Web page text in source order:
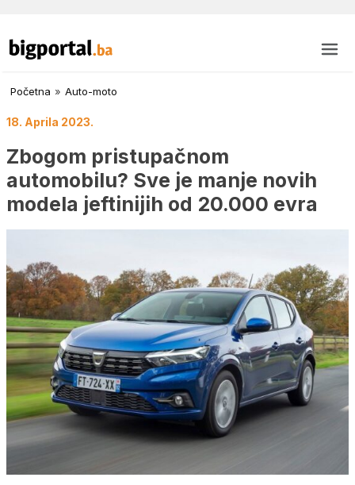
Početna » Auto-moto
18. Aprila 2023.
Zbogom pristupačnom
automobilu? Sve je manje novih
modela jeftinijih od 20.000 evra